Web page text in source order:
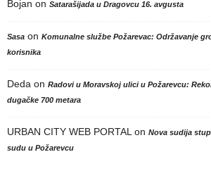
Bojan on Satarašijada u Dragovcu 16. avgusta
Sasa on Komunalne službe Požarevac: Održavanje
korisnika
Deda on Radovi u Moravskoj ulici u Požarevcu:
dugačke 700 metara
URBAN CITY WEB PORTAL on Nova sudija
sudu u Požarevcu